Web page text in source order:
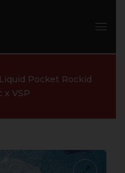
Liquid Pocket Rockid
x VSP